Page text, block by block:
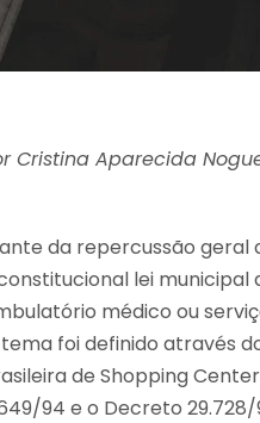
Cristina Aparecida
da repercussão geral
lei municipal
médico ou
foi definido através
de Shopping
94 e o Decreto